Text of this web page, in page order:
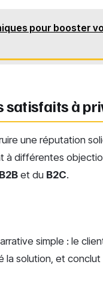
pour booster
satisfaits à
une réputation
à différentes
B2B et du B2C.
simple : le
solution, et conclut